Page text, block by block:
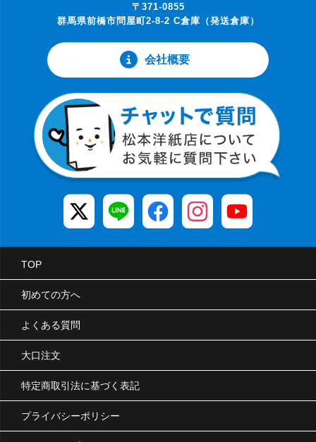
〒371-0855
群馬県前橋市問屋町2-8-2 C倉庫（発送倉庫）
会社概要
TOP
初めての方へ
よくある質問
大口注文
特定商取引法に基づく表記
プライバシーポリシー